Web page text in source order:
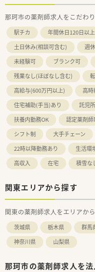
ト）
■段階を踏み、管理薬
ク長研修（成長戦略、
EBM（Evidence-
ット経由）なども行
■2〜3年目薬剤師に
でなく継続的なフォ
≪求める人物像≫
■社会人、医療人と
ること
■基礎的な専門知識
できること
≪目指してほしい姿
■高度な薬学管理を担
領域別のスペシャリス
でき、かつ地域住民
■専門分野または幅
動できること
那珂市の薬剤師求人をこだわ
駅チカ 年間休日120日以上
土日休み(相談可含む)
週
未経験可
ブランク可
残業なし(ほぼなし含む)
高給与(600万円以上)
高時
住宅補助(手当)あり
託児
扶養内勤務OK
認定薬剤師
シフト制
大手チェーン
22時以降勤務あり
生活環
高収入
在宅 積雪な
関東エリアから探す
関東の薬剤師求人をエリアか
茨城県 栃木県 群馬
神奈川県
山梨県
那珂市の薬剤師求人を